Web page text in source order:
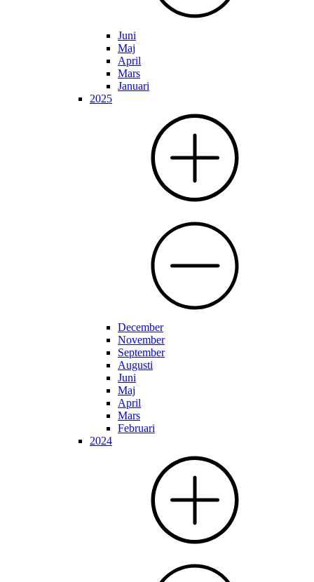
Juni
Maj
April
Mars
Januari
2025
December
November
September
Augusti
Juni
Maj
April
Mars
Februari
2024